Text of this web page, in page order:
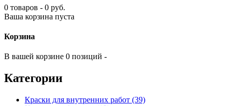
0 товаров - 0 руб.
Ваша корзина пуста
Корзина
В вашей корзине 0 позиций -
Категории
Краски для внутренних работ (39)